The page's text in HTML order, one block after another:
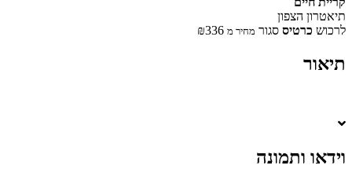
תיאטרון הצפון
לרכוש כרטיס סגור מחיר מ
תיאור
וידאו ותמונה